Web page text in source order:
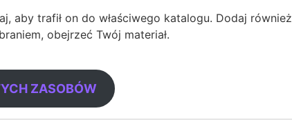
aby trafił on do właściwego katalogu. Dodaj również
obejrzeć Twój materiał.
ZASOBÓW